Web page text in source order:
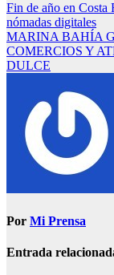
Fin de año en Costa
nómadas digitales
MARINA BAHÍA
COMERCIOS Y
DULCE
Por Mi Prensa
Entrada